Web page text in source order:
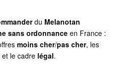
du Melanotan
sans ordonnance en France :
moins cher/pas cher, les
et le cadre légal.